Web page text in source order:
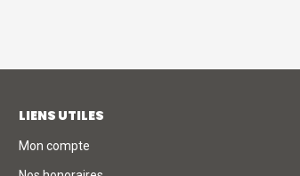
LIENS UTILES
Mon compte